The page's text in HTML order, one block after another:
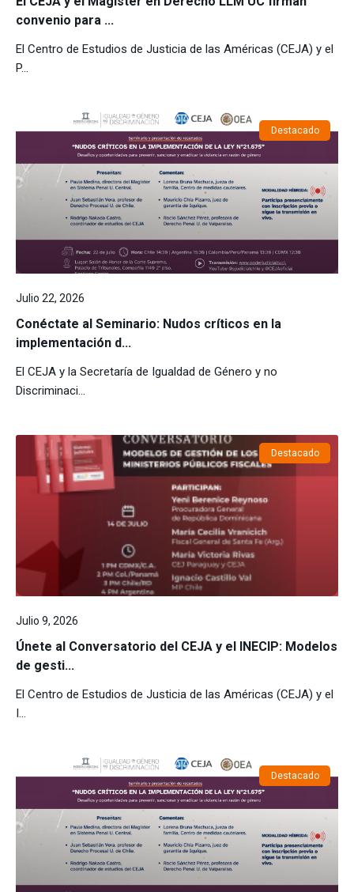
convenio para ...
El Centro de Estudios de Justicia de las Américas (CEJA) y el
P...
Destacado
Conéctate al Seminario: Nudos críticos en la
implementación d...
El CEJA y la Secretaría de Igualdad de Género y no
Discriminaci...
Julio 22, 2026
Destacado
Únete al Conversatorio del CEJA y el INECIP: Modelos
de gesti...
El Centro de Estudios de Justicia de las Américas (CEJA) y el
I...
Julio 9, 2026
Destacado